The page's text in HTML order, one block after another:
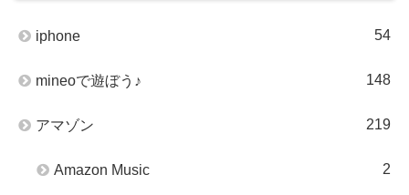
iphone 54
mineoで遊ぼう♪ 148
アマゾン 219
Amazon Music 2